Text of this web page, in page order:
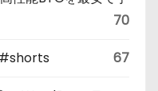
70
#shorts 67